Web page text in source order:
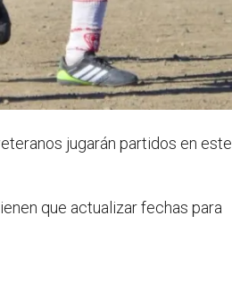
jugarán partidos en este
que actualizar fechas para